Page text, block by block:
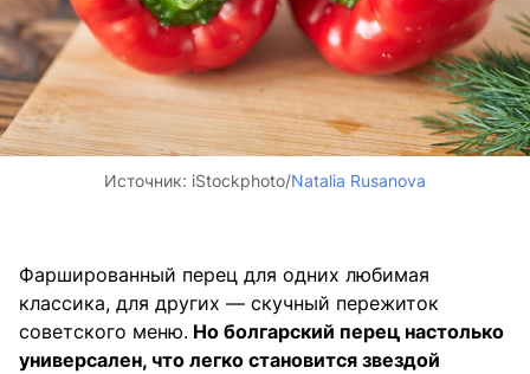
Источник: iStockphoto/Natalia Rusanova
Фаршированный перец для одних любимая
классика, для других — скучный пережиток
советского меню. Но болгарский перец настолько
универсален, что легко становится звездой